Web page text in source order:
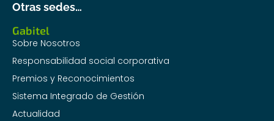
Gabitel
Sobre Nosotros
Responsabilidad social corporativa
Premios y Reconocimientos
Sistema Integrado de Gestión
Actualidad
Otras sedes…